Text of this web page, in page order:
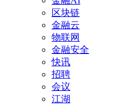
区块链
金融云
物联网
金融安全
快讯
招聘
会议
江湖